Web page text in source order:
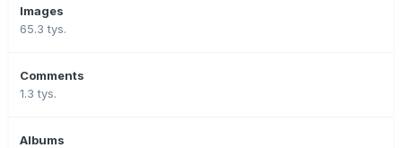
Images
65.3 tys.
Comments
1.3 tys.
Albums